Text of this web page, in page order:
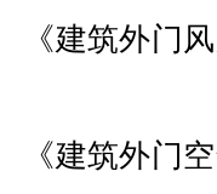
建筑外门风
建筑外门空